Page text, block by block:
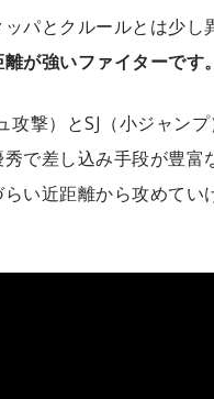
ッパとクルールとは少し
が強いファイターです。
攻撃）とSJ（小ジャン
で差し込み手段が豊富
い近距離から攻めてい